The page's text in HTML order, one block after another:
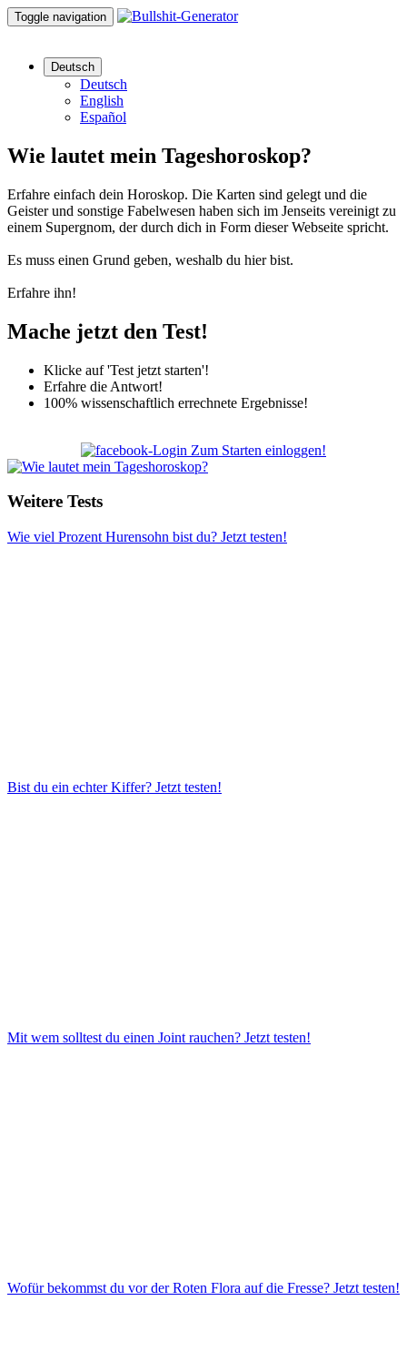
Toggle navigation
Deutsch
Deutsch
English
Español
Wie lautet mein Tageshoroskop?
Erfahre einfach dein Horoskop. Die Karten sind gelegt und die
Geister und sonstige Fabelwesen haben sich im Jenseits vereinigt zu
einem Supergnom, der durch dich in Form dieser Webseite spricht.
Es muss einen Grund geben, weshalb du hier bist.
Erfahre ihn!
Mache jetzt den Test!
Klicke auf 'Test jetzt starten'!
Erfahre die Antwort!
100% wissenschaftlich errechnete Ergebnisse!
Zum Starten einloggen!
Weitere Tests
Wie viel Prozent Hurensohn bist du? Jetzt testen!
Bist du ein echter Kiffer? Jetzt testen!
Mit wem solltest du einen Joint rauchen? Jetzt testen!
Wofür bekommst du vor der Roten Flora auf die Fresse? Jetzt testen!